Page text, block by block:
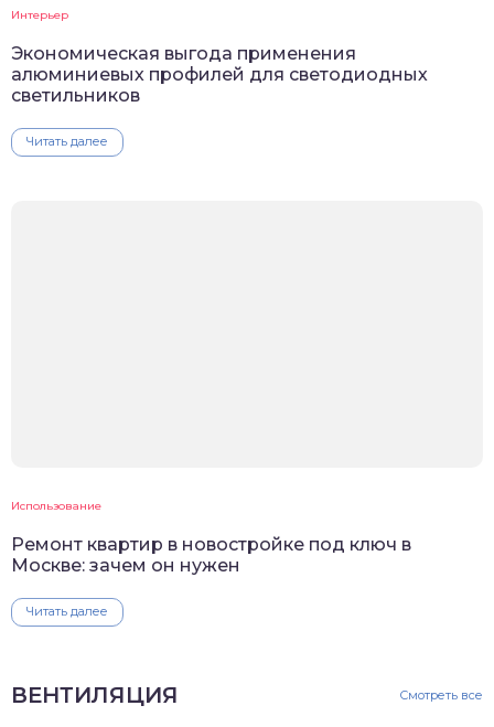
Интерьер
Экономическая выгода применения
алюминиевых профилей для светодиодных
светильников
Читать далее
Использование
Ремонт квартир в новостройке под ключ в
Москве: зачем он нужен
Читать далее
ВЕНТИЛЯЦИЯ Смотреть все